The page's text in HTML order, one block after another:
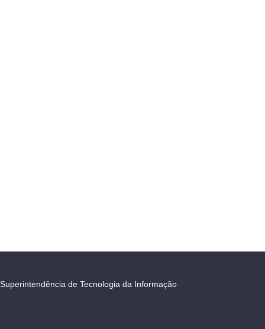
Superintendência de Tecnologia da Informação